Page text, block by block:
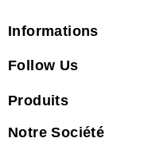
Informations
Follow Us
Produits
Notre Société